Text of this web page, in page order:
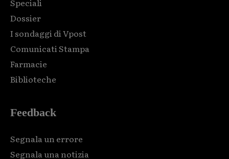
Speciali
Dossier
I sondaggi di Vpost
Comunicati Stampa
Farmacie
Biblioteche
Feedback
Segnala un errore
Segnala una notizia